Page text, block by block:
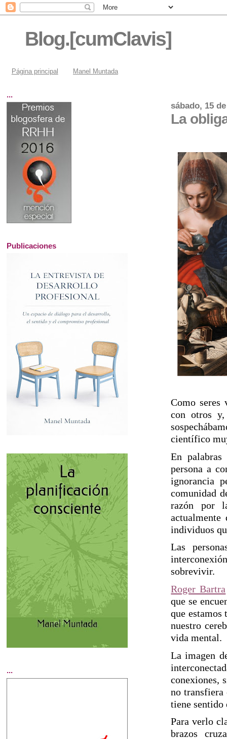
Blog.[cumClavis]
Página principal Manel Muntada
sábado, 15
La
Como seres
con otros
científico
En
persona a
ignorancia
comunidad
razón por
actualmente
individuos
Las
sobrevivir.
Roger Bartra
que se
que estamos
nuestro
vida mental.
La imagen
conexiones,
no transfiera
tiene sentido
Para verlo
brazos
...
Publicaciones
...